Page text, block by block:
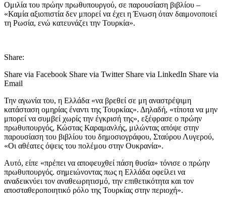
Ομιλία του πρώην πρωθυπουργού, σε παρουσίαση βιβλίου –
«Καμία αξιοπιστία δεν μπορεί να έχει η Ένωση όταν δαιμονοποιεί
τη Ρωσία, ενώ κατευνάζει την Τουρκία».
Share:
Share via Facebook Share via Twitter Share via LinkedIn Share via
Email
Την αγωνία του, η Ελλάδα «να βρεθεί σε μη αναστρέψιμη
κατάσταση ομηρίας έναντι της Τουρκίας». Δηλαδή, «τίποτα να μην
μπορεί να συμβεί χωρίς την έγκρισή της», εξέφρασε ο πρώην
πρωθυπουργός, Κώστας Καραμανλής, μιλώντας απόψε στην
παρουσίαση του βιβλίου του δημοσιογράφου, Σταύρου Λυγερού,
«Οι αθέατες όψεις του πολέμου στην Ουκρανία».
Αυτό, είπε «πρέπει να αποφευχθεί πάση θυσία» τόνισε ο πρώην
πρωθυπουργός. σημειώνοντας πως η Ελλάδα οφείλει να
αναδεικνύει τον αναθεωρητισμό, την επιθετικότητα και τον
αποσταθεροποιητικό ρόλο της Τουρκίας στην περιοχή».